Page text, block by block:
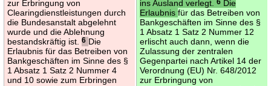
zur Erbringung von
Clearingdienstleistungen durch
die Bundesanstalt abgelehnt
wurde und die Ablehnung
bestandskräftig ist.6 Die
Erlaubnis für das Betreiben von
Bankgeschäften im Sinne des §
1 Absatz 1 Satz 2 Nummer 4
und 10 sowie zum Erbringen
ins Ausland verlegt.6 Die
Erlaubnisfür das Betreiben von
Bankgeschäften im Sinne des §
1 Absatz 1 Satz 2 Nummer 12
erlischt auch dann, wenn die
Zulassung der zentralen
Gegenpartei nach Artikel 14 der
Verordnung (EU) Nr. 648/2012
zur Erbringung von